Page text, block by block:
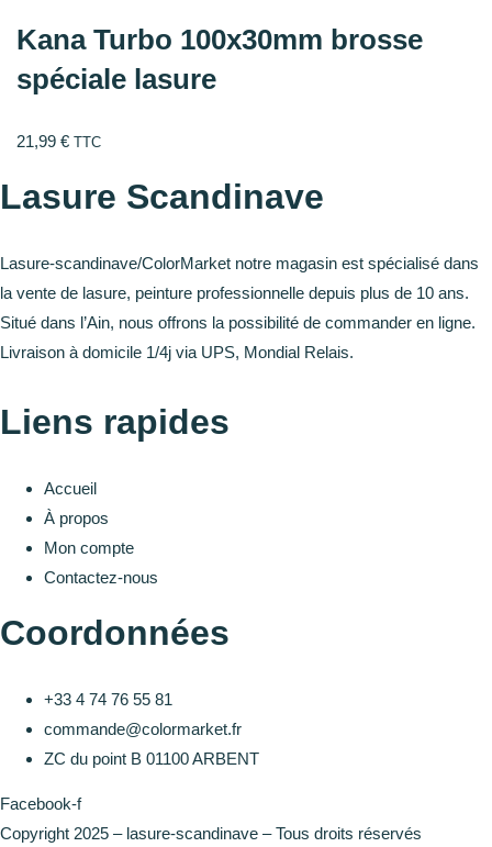
Kana Turbo 100x30mm brosse
spéciale lasure
21,99 € TTC
Lasure Scandinave
Lasure-scandinave/ColorMarket notre magasin est spécialisé dans
la vente de lasure, peinture professionnelle depuis plus de 10 ans.
Situé dans l’Ain, nous offrons la possibilité de commander en ligne.
Livraison à domicile 1/4j via UPS, Mondial Relais.
Liens rapides
Accueil
À propos
Mon compte
Contactez-nous
Coordonnées
+33 4 74 76 55 81
commande@colormarket.fr
ZC du point B 01100 ARBENT
Facebook-f
Copyright 2025 – lasure-scandinave – Tous droits réservés